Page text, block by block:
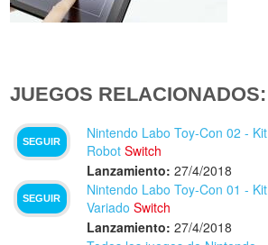
JUEGOS RELACIONADOS:
SEGUIR
Nintendo Labo Toy-Con 02 - Kit
Robot Switch
Lanzamiento: 27/4/2018
SEGUIR
Nintendo Labo Toy-Con 01 - Kit
Variado Switch
Lanzamiento: 27/4/2018